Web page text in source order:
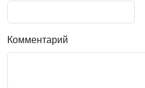
Комментарий